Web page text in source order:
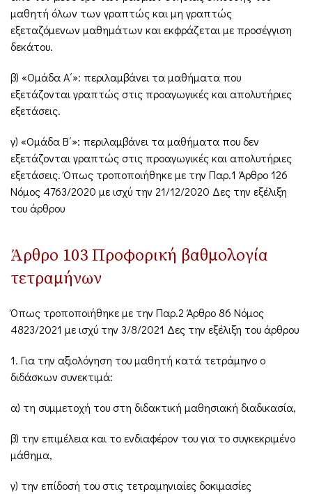
μαθητή όλων των γραπτώς και μη γραπτώς
εξεταζόμενων μαθημάτων και εκφράζεται με προσέγγιση
δεκάτου.
β) «Ομάδα Α΄»: περιλαμβάνει τα μαθήματα που
εξετάζονται γραπτώς στις προαγωγικές και απολυτήριες
εξετάσεις.
γ) «Ομάδα Β΄»: περιλαμβάνει τα μαθήματα που δεν
εξετάζονται γραπτώς στις προαγωγικές και απολυτήριες
εξετάσεις. Όπως τροποποιήθηκε με την Παρ.1 Άρθρο 126
Νόμος 4763/2020 με ισχύ την 21/12/2020 Δες την εξέλιξη
του άρθρου
Άρθρο 103 Προφορική βαθμολογία
τετραμήνων
Όπως τροποποιήθηκε με την Παρ.2 Άρθρο 86 Νόμος
4823/2021 με ισχύ την 3/8/2021 Δες την εξέλιξη του άρθρου
1. Για την αξιολόγηση του μαθητή κατά τετράμηνο ο
διδάσκων συνεκτιμά:
α) τη συμμετοχή του στη διδακτική μαθησιακή διαδικασία,
β) την επιμέλεια και το ενδιαφέρον του για το συγκεκριμένο
μάθημα,
γ) την επίδοσή του στις τετραμηνιαίες δοκιμασίες